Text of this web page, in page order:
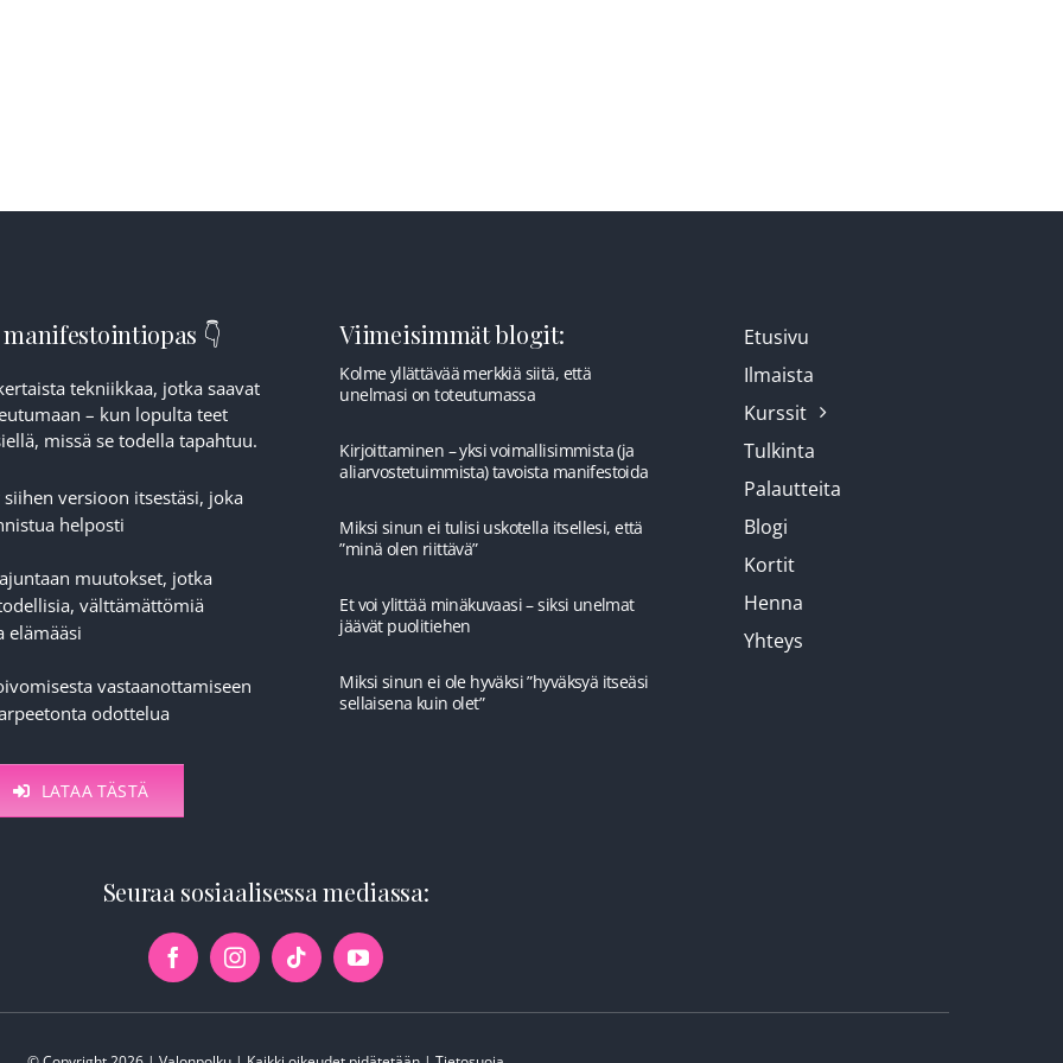
👇
tekniikkaa, jotka saavat
– kun lopulta teet
missä se todella tapahtuu.
siihen versioon itsestäsi, joka
helposti
muutokset, jotka
välttämättömiä
elämääsi
vastaanottamiseen
odottelua
LATAA TÄSTÄ
Viimeisimmät blogit:
Kolme yllättävää merkkiä siitä, että
unelmasi on toteutumassa
Kirjoittaminen – yksi voimallisimmista (ja
aliarvostetuimmista) tavoista manifestoida
Miksi sinun ei tulisi uskotella itsellesi, että
”minä olen riittävä”
Et voi ylittää minäkuvaasi – siksi unelmat
jäävät puolitiehen
Miksi sinun ei ole hyväksi ”hyväksyä itseäsi
sellaisena kuin olet”
Etusivu
Ilmaista
Kurssit
Tulkinta
Palautteita
Blogi
Kortit
Henna
Yhteys
Seuraa sosiaalisessa mediassa: